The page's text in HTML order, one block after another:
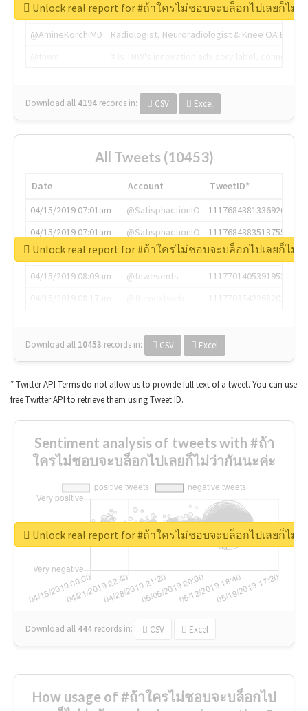
@thenextweb
The heart of tech.
@AmineKorchiMD
Radiologist, Neuroradiologist & Knee OA
Download all 4194 records in: CSV Excel
Unlock real report for #ถ้าใครไม่ชอบจะบล็อกไปเลยก็ไม่
All Tweets (10453)
Date Account
TweetID*
04/15/2019 07:01am
@SatisphactionIO
1117684381336920064
04/15/2019 07:01am
@SatisphactionIO
1117684383513755649
04/15/2019 07:03am
@annaercilla
1117684805876027392
04/15/2019 08:09am
@tnwevents
1117701405391953920
Download all 10453 records in: CSV Excel
Unlock real report for #ถ้าใครไม่ชอบจะบล็อกไปเลยก็ไม่
* Twitter API Terms do not allow us to provide full text of a tweet. You can use
free Twitter API to retrieve them using Tweet ID.
Sentiment analysis of tweets with #ถ้า
ใครไม่ชอบจะบล็อกไปเลยก็ไม่ว่ากันนะค่ะ
Download all 444 records in: CSV Excel
Unlock real report for #ถ้าใครไม่ชอบจะบล็อกไปเลยก็ไม่
How usage of #ถ้าใครไม่ชอบจะบล็อกไป